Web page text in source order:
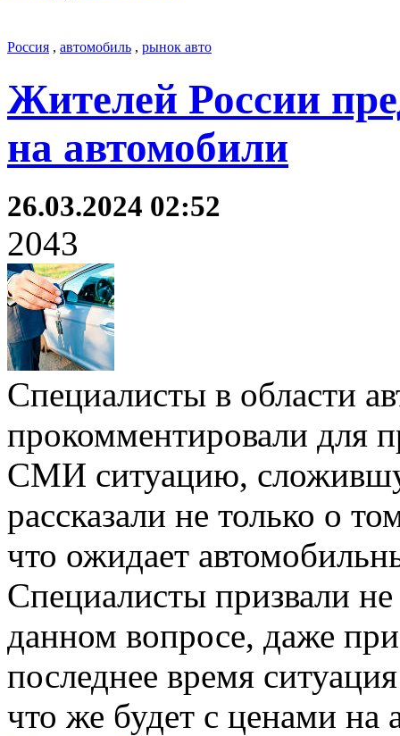
Россия , автомобиль , рынок авто
Жителей России
на автомобили
26.03.2024 02:52
2043
Специалисты в области
прокомментировали для
СМИ ситуацию,
рассказали не только о
что ожидает
Специалисты призвали
данном вопросе, даже
последнее время
что же будет с ценами на